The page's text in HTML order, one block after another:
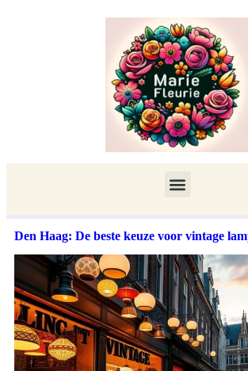
Den Haag: De beste keuze voor vintage